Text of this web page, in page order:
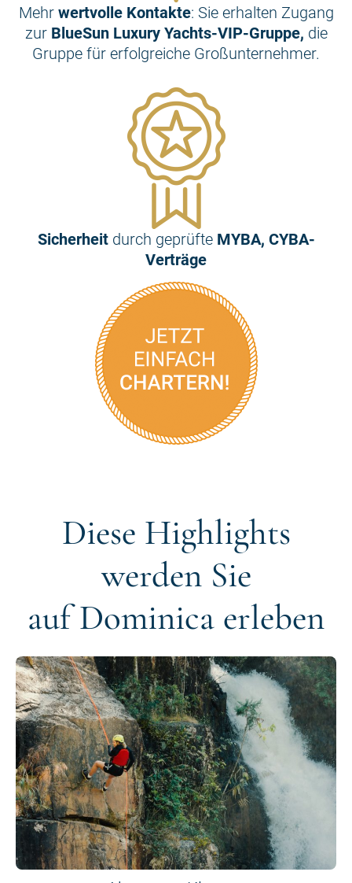
Mehr wertvolle Kontakte: Sie erhalten Zugang
zur BlueSun Luxury Yachts-VIP-Gruppe, die
Gruppe für erfolgreiche Großunternehmer.
Sicherheit durch geprüfte MYBA, CYBA-
Verträge
Diese Highlights
werden Sie
auf Dominica erleben